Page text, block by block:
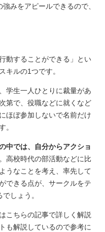
みをアピールできるので、
動することができる」とい
キルの1つです。
学生一人ひとりに裁量があ
第で、役職などに就くなど
ほぼ参加しないで名前だけ
。
中では、自分からアクショ
。高校時代の部活動などに比
うなことを考え、率先して
できる点が、サークルをテ
しょう。
こちらの記事で詳しく解説
も解説しているので参考に